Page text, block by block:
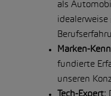
als
Marken-
fundierte
unseren
Tech-Expert: